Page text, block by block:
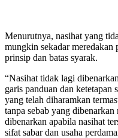
Menurutnya, nasihat yang
mungkin sekadar meredakan
prinsip dan batas syarak.
“Nasihat tidak lagi
garis panduan dan ketetapan
yang telah diharamkan
tanpa sebab yang
dibenarkan apabila nasihat
sifat sabar dan usaha